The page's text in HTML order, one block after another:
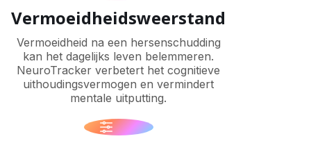
Vermoeidheidsweerstand
Vermoeidheid na een hersenschudding
kan het dagelijks leven belemmeren.
NeuroTracker verbetert het cognitieve
uithoudingsvermogen en vermindert
mentale uitputting.